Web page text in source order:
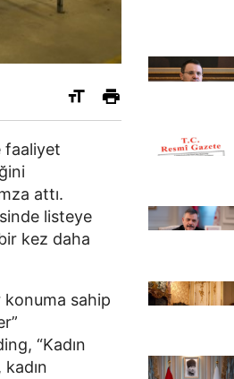
faaliyet
attı.
listeye
kez daha
konuma sahip
“Kadın